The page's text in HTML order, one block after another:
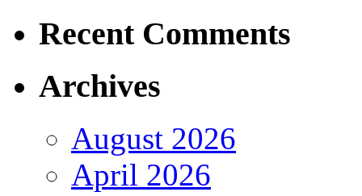
Recent Comments
Archives
August 2026
April 2026